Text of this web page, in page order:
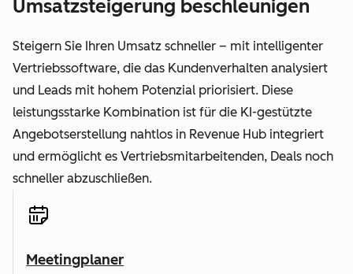
Umsatzsteigerung beschleunigen
Steigern Sie Ihren Umsatz schneller – mit intelligenter
Vertriebssoftware, die das Kundenverhalten analysiert
und Leads mit hohem Potenzial priorisiert. Diese
leistungsstarke Kombination ist für die KI-gestützte
Angebotserstellung nahtlos in Revenue Hub integriert
und ermöglicht es Vertriebsmitarbeitenden, Deals noch
schneller abzuschließen.
Meetingplaner